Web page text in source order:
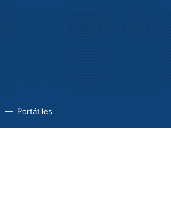
Portátiles